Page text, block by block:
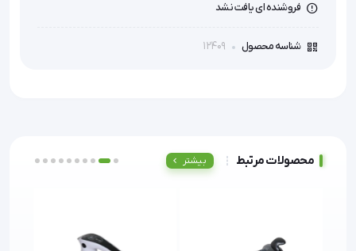
فروشنده ای یافت نشد
شناسه محصول 12409
محصولات مرتبط بیشتر